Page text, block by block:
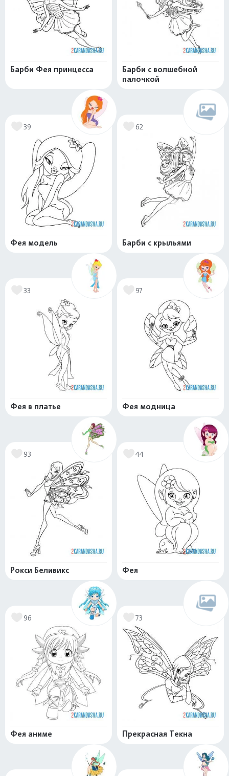
Барби Фея принцесса
Барби с волшебной
палочкой
39
Фея модель
62
Барби с крыльями
33
Фея в платье
97
Фея модница
93
Рокси Беливикс
44
Фея
96
Фея аниме
73
Прекрасная Текна